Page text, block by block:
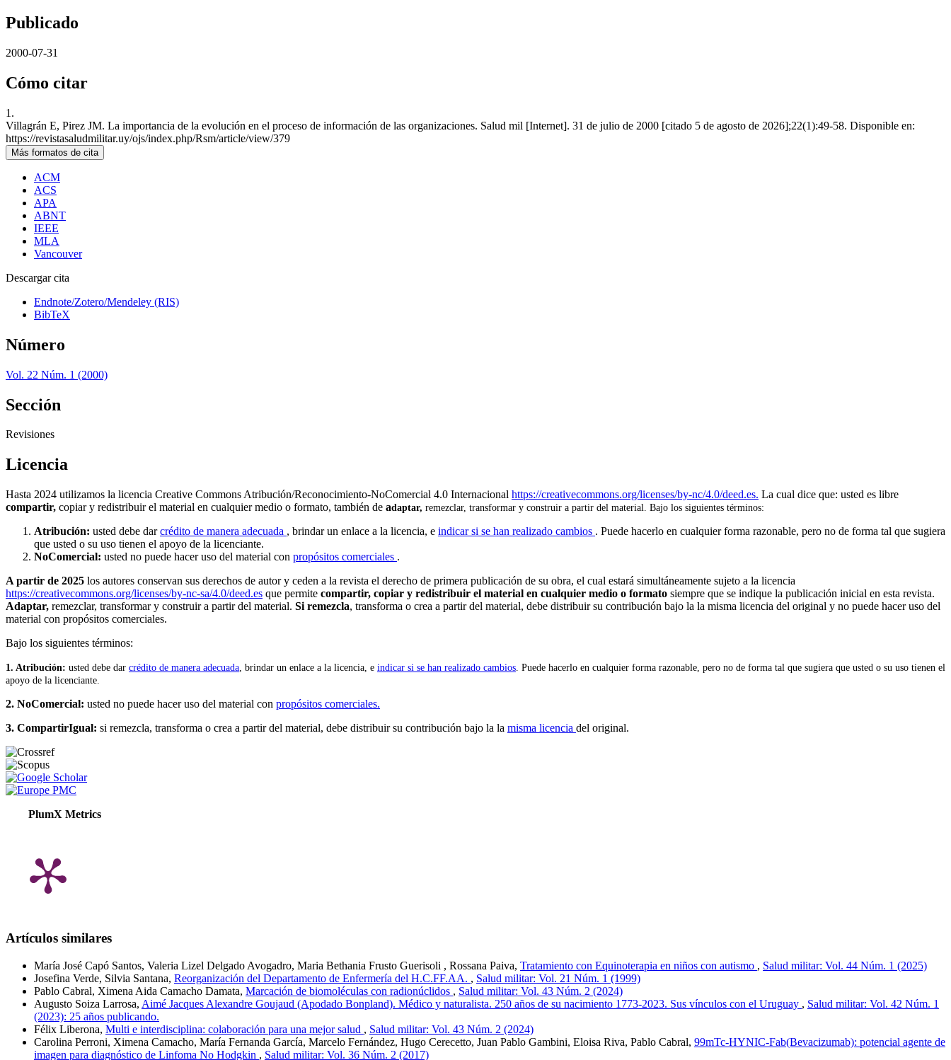
Publicado
2000-07-31
Cómo citar
1.
Villagrán E, Pirez JM. La importancia de la evolución en el proceso de información de las organizaciones. Salud mil [Internet]. 31 de julio de 2000 [citado 5 de agosto de 2026];22(1):49-58. Disponible en:
https://revistasaludmilitar.uy/ojs/index.php/Rsm/article/view/379
Más formatos de cita
ACM
ACS
APA
ABNT
IEEE
MLA
Vancouver
Descargar cita
Endnote/Zotero/Mendeley (RIS)
BibTeX
Número
Vol. 22 Núm. 1 (2000)
Sección
Revisiones
Licencia
Hasta 2024 utilizamos la licencia Creative Commons Atribución/Reconocimiento-NoComercial 4.0 Internacional https://creativecommons.org/licenses/by-nc/4.0/deed.es. La cual dice que: usted es libre
compartir, copiar y redistribuir el material en cualquier medio o formato, también de adaptar, remezclar, transformar y construir a partir del material. Bajo los siguientes términos:
Atribución: usted debe darcrédito de manera adecuada , brindar un enlace a la licencia, e indicar si se han realizado cambios . Puede hacerlo en cualquier forma razonable, pero no de forma tal que sugiera
que usted o su uso tienen el apoyo de la licenciante.
NoComercial: usted no puede hacer uso del material con propósitos comerciales .
A partir de 2025 los autores conservan sus derechos de autor y ceden a la revista el derecho de primera publicación de su obra, el cual estará simultáneamente sujeto a la licencia
https://creativecommons.org/licenses/by-nc-sa/4.0/deed.es que permite compartir, copiar y redistribuir el material en cualquier medio o formato siempre que se indique la publicación inicial en esta revista.
Adaptar, remezclar, transformar y construir a partir del material. Si remezcla, transforma o crea a partir del material, debe distribuir su contribución bajo la la misma licencia del original y no puede hacer uso del
material con propósitos comerciales.
Bajo los siguientes términos:
1. Atribución: usted debe dar crédito de manera adecuada, brindar un enlace a la licencia, e indicar si se han realizado cambios. Puede hacerlo en cualquier forma razonable, pero no de forma tal que sugiera que usted o su uso tienen el
apoyo de la licenciante.
2. NoComercial: usted no puede hacer uso del material con propósitos comerciales.
3. CompartirIgual: si remezcla, transforma o crea a partir del material, debe distribuir su contribución bajo la la misma licencia del original.
PlumX Metrics
Artículos similares
María José Capó Santos, Valeria Lizel Delgado Avogadro, Maria Bethania Frusto Guerisoli , Rossana Paiva, Tratamiento con Equinoterapia en niños con autismo , Salud militar: Vol. 44 Núm. 1 (2025)
Josefina Verde, Silvia Santana, Reorganización del Departamento de Enfermería del H.C.FF.AA. , Salud militar: Vol. 21 Núm. 1 (1999)
Pablo Cabral, Ximena Aida Camacho Damata, Marcación de biomoléculas con radionúclidos , Salud militar: Vol. 43 Núm. 2 (2024)
Augusto Soiza Larrosa, Aimé Jacques Alexandre Goujaud (Apodado Bonpland). Médico y naturalista. 250 años de su nacimiento 1773-2023. Sus vínculos con el Uruguay , Salud militar: Vol. 42 Núm. 1
(2023): 25 años publicando.
Félix Liberona, Multi e interdisciplina: colaboración para una mejor salud , Salud militar: Vol. 43 Núm. 2 (2024)
Carolina Perroni, Ximena Camacho, María Fernanda García, Marcelo Fernández, Hugo Cerecetto, Juan Pablo Gambini, Eloisa Riva, Pablo Cabral, 99mTc-HYNIC-Fab(Bevacizumab): potencial agente de
imagen para diagnóstico de Linfoma No Hodgkin , Salud militar: Vol. 36 Núm. 2 (2017)